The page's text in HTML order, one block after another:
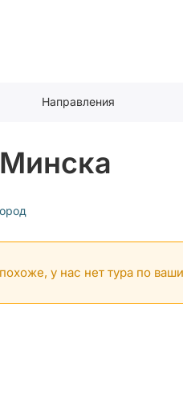
Направления
у нас нет тура по